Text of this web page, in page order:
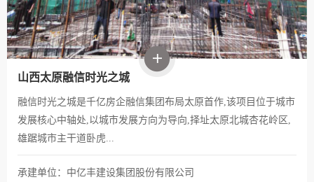
山西太原融信时光之城
融信时光之城是千亿房企融信集团布局太原首作,该项目位于城市
发展核心中轴处,以城市发展方向为导向,择址太原北城杏花岭区,
雄踞城市主干道卧虎...
承建单位：中亿丰建设集团股份有限公司